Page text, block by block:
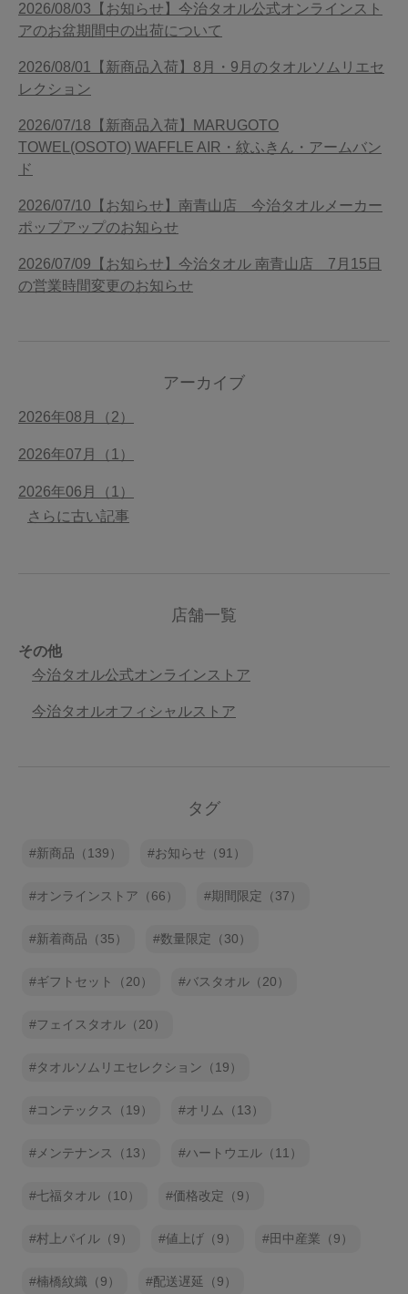
2026/08/03【お知らせ】今治タオル公式オンラインスト
アのお盆期間中の出荷について
2026/08/01【新商品入荷】8月・9月のタオルソムリエセ
レクション
2026/07/18【新商品入荷】MARUGOTO
TOWEL(OSOTO) WAFFLE AIR・紋ふきん・アームバン
ド
2026/07/10【お知らせ】南青山店 今治タオルメーカー
ポップアップのお知らせ
2026/07/09【お知らせ】今治タオル 南青山店 7月15日
の営業時間変更のお知らせ
アーカイブ
2026年08月（2）
2026年07月（1）
2026年06月（1）
さらに古い記事
店舗一覧
その他
今治タオル公式オンラインストア
今治タオルオフィシャルストア
タグ
新商品（139） お知らせ（91）
オンラインストア（66） 期間限定（37）
新着商品（35） 数量限定（30）
ギフトセット（20） バスタオル（20）
フェイスタオル（20）
タオルソムリエセレクション（19）
コンテックス（19） オリム（13）
メンテナンス（13） ハートウエル（11）
七福タオル（10） 価格改定（9）
村上パイル（9） 値上げ（9） 田中産業（9）
楠橋紋織（9） 配送遅延（9）